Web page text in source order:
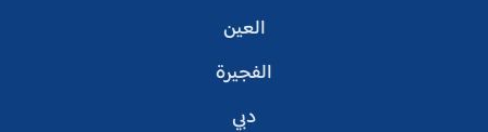
العين
الفجيرة
دبي